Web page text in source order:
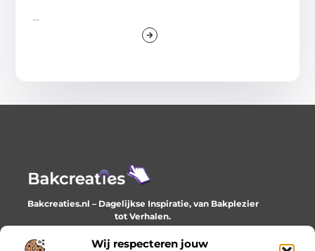
Wij respecteren jouw
Bakcreaties.nl – Dagelijkse Inspiratie, van Bakplezier
tot Verhalen.
Ontdek unieke en creatieve verhalen die je elke dag
verrijken en inspireren.